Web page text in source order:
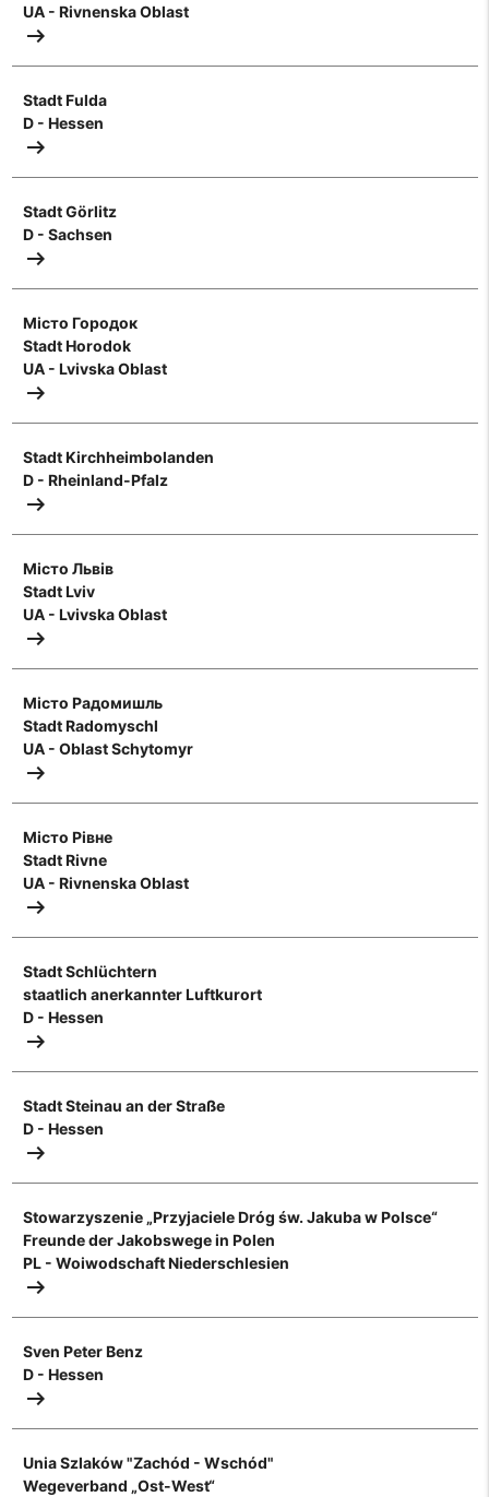
UA - Rivnenska Oblast
arrow_right_alt
Stadt Fulda
D - Hessen
arrow_right_alt
Stadt Görlitz
D - Sachsen
arrow_right_alt
Mістo Городoк
Stadt Horodok
UA - Lvivska Oblast
arrow_right_alt
Stadt Kirchheimbolanden
D - Rheinland-Pfalz
arrow_right_alt
Mісто Львів
Stadt Lviv
UA - Lvivska Oblast
arrow_right_alt
Місто Радомишль
Stadt Radomyschl
UA - Oblast Schytomyr
arrow_right_alt
Mістo Рівне
Stadt Rivne
UA - Rivnenska Oblast
arrow_right_alt
Stadt Schlüchtern
staatlich anerkannter Luftkurort
D - Hessen
arrow_right_alt
Stadt Steinau an der Straße
D - Hessen
arrow_right_alt
Stowarzyszenie „Przyjaciele Dróg św. Jakuba w Polsce“
Freunde der Jakobswege in Polen
PL - Woiwodschaft Niederschlesien
arrow_right_alt
Sven Peter Benz
D - Hessen
arrow_right_alt
Unia Szlaków "Zachód - Wschód"
Wegeverband „Ost-West“